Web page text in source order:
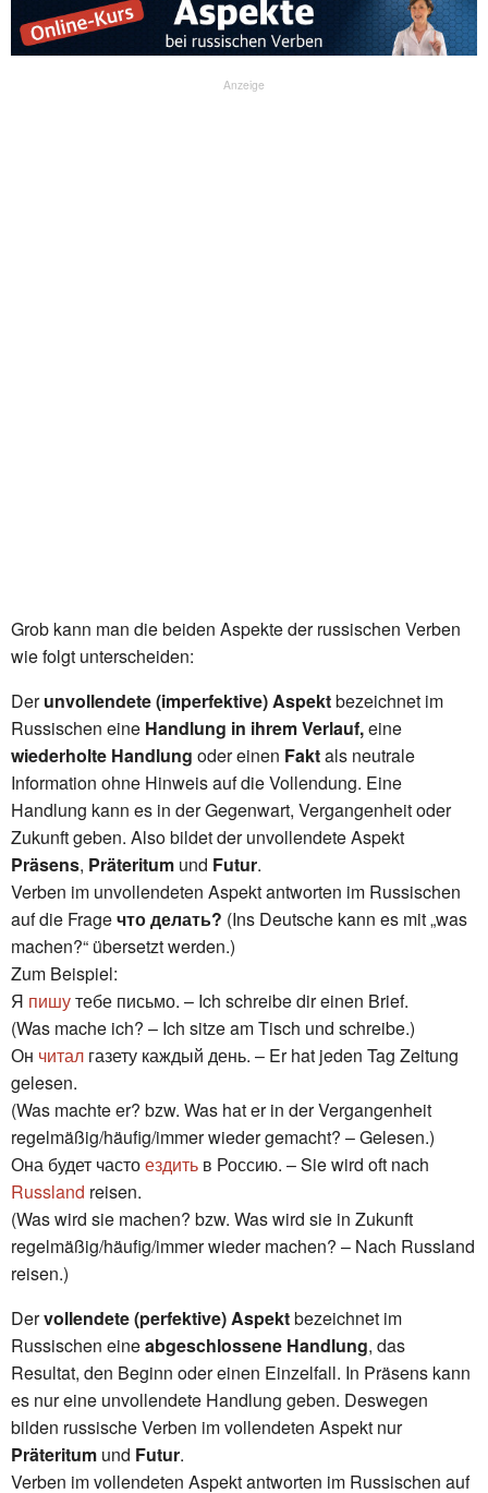
Anzeige
Grob kann man die beiden Aspekte der russischen Verben
wie folgt unterscheiden:
Derunvollendete (imperfektive) Aspektbezeichnet im
Russischen eine Handlung in ihrem Verlauf,eine
wiederholte Handlung oder einen Faktals neutrale
Information ohne Hinweis auf die Vollendung. Eine
Handlung kann es in der Gegenwart, Vergangenheit oder
Zukunft geben. Also bildet der unvollendete Aspekt
Präsens, Präteritum und Futur.
Verben im unvollendeten Aspekt antworten im Russischen
auf die Frageчто делать? (Ins Deutsche kann es mit „was
machen?“ übersetzt werden.)
Zum Beispiel:
Я пишутебе письмо. – Ich schreibe dir einen Brief.
(Was mache ich? – Ich sitze am Tisch und schreibe.)
Он читал газету каждый день. – Er hat jeden Tag Zeitung
gelesen.
(Was machte er? bzw. Was hat er in der Vergangenheit
regelmäßig/häufig/immer wieder gemacht? – Gelesen.)
Она будет частоездить в Россию. – Sie wird oft nach
Russland reisen.
(Was wird sie machen? bzw. Was wird sie in Zukunft
regelmäßig/häufig/immer wieder machen? – Nach Russland
reisen.)
Dervollendete (perfektive) Aspektbezeichnet im
Russischen eineabgeschlossene Handlung, das
Resultat, den Beginn oder einen Einzelfall. In Präsens kann
es nur eine unvollendete Handlung geben. Deswegen
bilden russische Verben im vollendeten Aspekt nur
Präteritum und Futur.
Verben im vollendeten Aspekt antworten im Russischen auf